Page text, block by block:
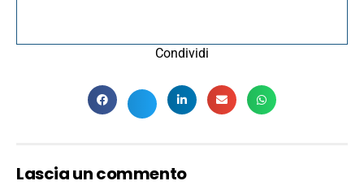
Condividi
Lascia un commento